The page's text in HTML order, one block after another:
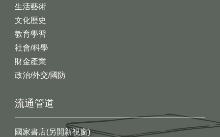
生活藝術
文化歷史
教育學習
社會/科學
財金產業
政治/外交/國防
流通管道
國家書店(另開新視窗)